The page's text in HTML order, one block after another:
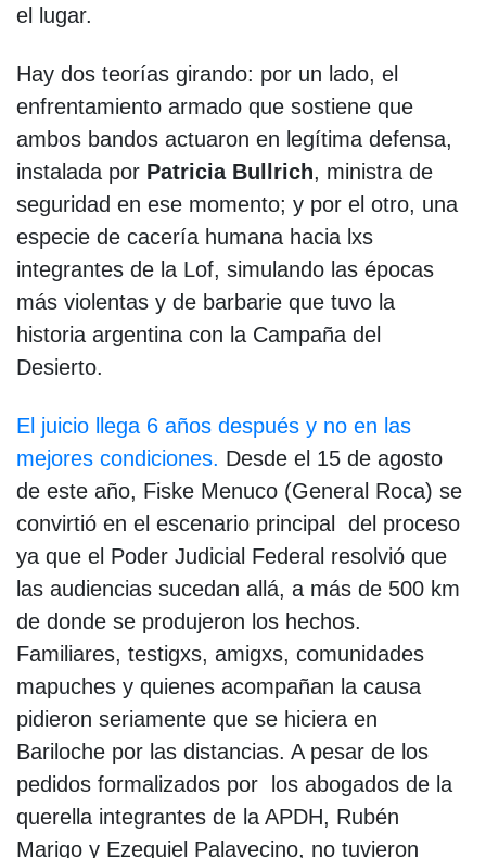
el lugar.
Hay dos teorías girando: por un lado, el
enfrentamiento armado que sostiene que
ambos bandos actuaron en legítima defensa,
instalada por Patricia Bullrich, ministra de
seguridad en ese momento; y por el otro, una
especie de cacería humana hacia lxs
integrantes de la Lof, simulando las épocas
más violentas y de barbarie que tuvo la
historia argentina con la Campaña del
Desierto.
El juicio llega 6 años después y no en las
mejores condiciones. Desde el 15 de agosto
de este año, Fiske Menuco (General Roca) se
convirtió en el escenario principal del proceso
ya que el Poder Judicial Federal resolvió que
las audiencias sucedan allá, a más de 500 km
de donde se produjeron los hechos.
Familiares, testigxs, amigxs, comunidades
mapuches y quienes acompañan la causa
pidieron seriamente que se hiciera en
Bariloche por las distancias. A pesar de los
pedidos formalizados por los abogados de la
querella integrantes de la APDH, Rubén
Marigo y Ezequiel Palavecino, no tuvieron